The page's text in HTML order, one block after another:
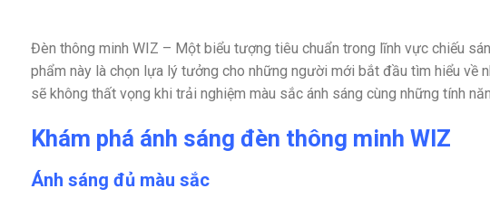
Đèn thông minh WIZ – Một biểu tượng tiêu chuẩn trong lĩnh vực chiếu
phẩm này là chọn lựa lý tưởng cho những người mới bắt đầu tìm hiểu về
sẽ không thất vọng khi trải nghiệm màu sắc ánh sáng cùng những tính
Khám phá ánh sáng đèn thông minh WIZ
Ánh sáng đủ màu sắc